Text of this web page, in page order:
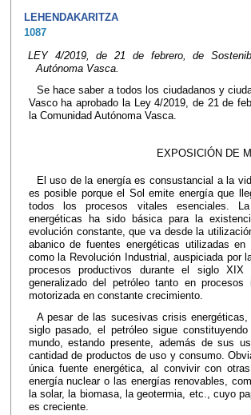
LEHENDAKARITZA
1087
LEY 4/2019, de 21 de febrero, de
Autónoma Vasca.
Se hace saber a todos los ciudadanos y
Vasco ha aprobado la Ley 4/2019, de 21 de
la Comunidad Autónoma Vasca.
EXPOSICIÓN DE
El uso de la energía es consustancial a la
es posible porque el Sol emite energía que
todos los procesos vitales esenciales.
energéticas ha sido básica para la
evolución constante, que va desde la
abanico de fuentes energéticas utilizadas
como la Revolución Industrial, auspiciada por
procesos productivos durante el siglo
generalizado del petróleo tanto en
motorizada en constante crecimiento.
A pesar de las sucesivas crisis
siglo pasado, el petróleo sigue
mundo, estando presente, además de sus
cantidad de productos de uso y consumo.
única fuente energética, al convivir con
energía nuclear o las energías renovables,
la solar, la biomasa, la geotermia, etc., cuyo
es creciente.